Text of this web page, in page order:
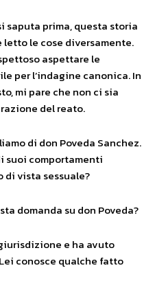
saputa prima, questa storia
le cose diversamente.
aspettare le
per l’indagine canonica. In
mi pare che non ci sia
del reato.
di don Poveda Sanchez.
suoi comportamenti
di vista sessuale?
domanda su don Poveda?
e ha avuto
conosce qualche fatto